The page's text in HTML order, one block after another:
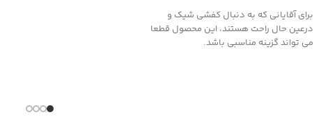
برای آقایانی که به دنبال کفشی شیک و
درعین حال راحت هستند، این محصول قطعا
می تواند گزینه مناسبی باشد.